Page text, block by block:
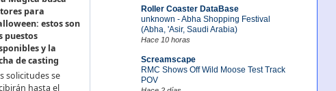
Roller Coaster DataBase
unknown - Abha Shopping Festival
(Abha, 'Asir, Saudi Arabia)
Hace 10 horas
Screamscape
RMC Shows Off Wild Moose Test Track
POV